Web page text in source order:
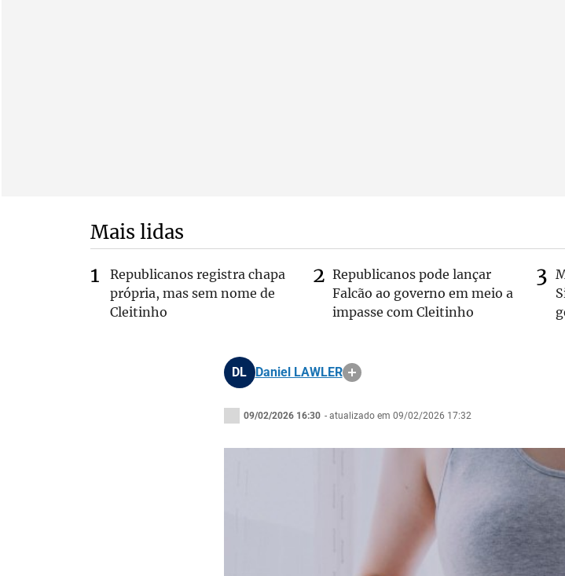
Mais lidas
Republicanos registra chapa
própria, mas sem nome de
Cleitinho
Republicanos pode lançar
Falcão ao governo em meio a
impasse com Cleitinho
DL Daniel LAWLER
09/02/2026 16:30 - atualizado em 09/02/2026 17:32